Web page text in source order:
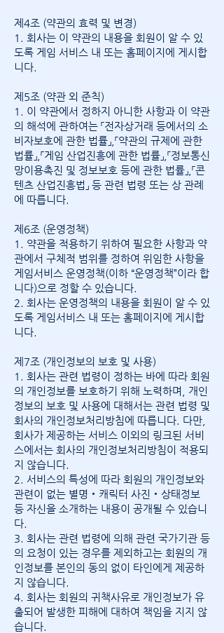
제4조 (약관의 효력 및 변경)
1. 회사는 이 약관의 내용을 회원이 알 수 있
도록 게임 서비스 내 또는 홈페이지에 게시합
니다.
제5조 (약관 외 준칙)
1. 이 약관에서 정하지 아니한 사항과 이 약관
의 해석에 관하여는 「전자상거래 등에서의 소
비자보호에 관한 법률」,「약관의 규제에 관한
법률」,「게임 산업진흥에 관한 법률」,「정보통신
망이용촉진 및 정보보호 등에 관한 법률」,「콘
텐츠 산업진흥법」 등 관련 법령 또는 상 관례
에 따릅니다.
제6조 (운영정책)
1. 약관을 적용하기 위하여 필요한 사항과 약
관에서 구체적 범위를 정하여 위임한 사항을
게임서비스 운영정책(이하 “운영정책”이라 합
니다)으로 정할 수 있습니다.
2. 회사는 운영정책의 내용을 회원이 알 수 있
도록 게임서비스 내 또는 홈페이지에 게시합
니다.
제7조 (개인정보의 보호 및 사용)
1. 회사는 관련 법령이 정하는 바에 따라 회원
의 개인정보를 보호하기 위해 노력하며, 개인
정보의 보호 및 사용에 대해서는 관련 법령 및
회사의 개인정보처리방침에 따릅니다. 다만,
회사가 제공하는 서비스 이외의 링크된 서비
스에서는 회사의 개인정보처리방침이 적용되
지 않습니다.
2. 서비스의 특성에 따라 회원의 개인정보와
관련이 없는 별명‧캐릭터 사진‧상태정보
등 자신을 소개하는 내용이 공개될 수 있습니
다.
3. 회사는 관련 법령에 의해 관련 국가기관 등
의 요청이 있는 경우를 제외하고는 회원의 개
인정보를 본인의 동의 없이 타인에게 제공하
지 않습니다.
4. 회사는 회원의 귀책사유로 개인정보가 유
출되어 발생한 피해에 대하여 책임을 지지 않
습니다.